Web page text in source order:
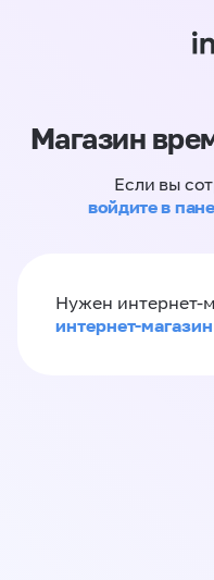
Магазин
Если вы
войдите в
Нужен интернет-
интернет-